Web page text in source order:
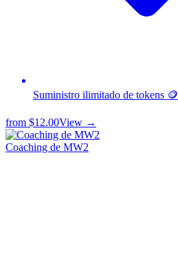
Suministro ilimitado de tokens 🪙
from $12.00View →
Coaching de MW2